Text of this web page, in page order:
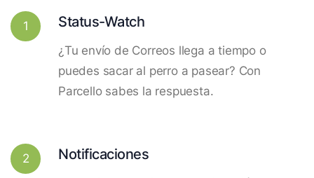
1 Status-Watch
¿Tu envío de Correos llega a tiempo o
puedes sacar al perro a pasear? Con
Parcello sabes la respuesta.
2 Notificaciones